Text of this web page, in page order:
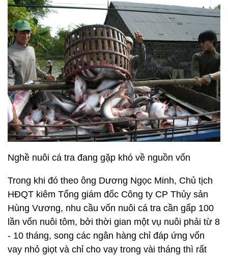
Nghề nuôi cá tra đang gặp khó về nguồn vốn
Trong khi đó theo ông Dương Ngọc Minh, Chủ tịch
HĐQT kiêm Tổng giám đốc Công ty CP Thủy sản
Hùng Vương, nhu cầu vốn nuôi cá tra cần gấp 100
lần vốn nuôi tôm, bởi thời gian một vụ nuôi phải từ 8
- 10 tháng, song các ngân hàng chỉ đáp ứng vốn
vay nhỏ giọt và chỉ cho vay trong vài tháng thì rất